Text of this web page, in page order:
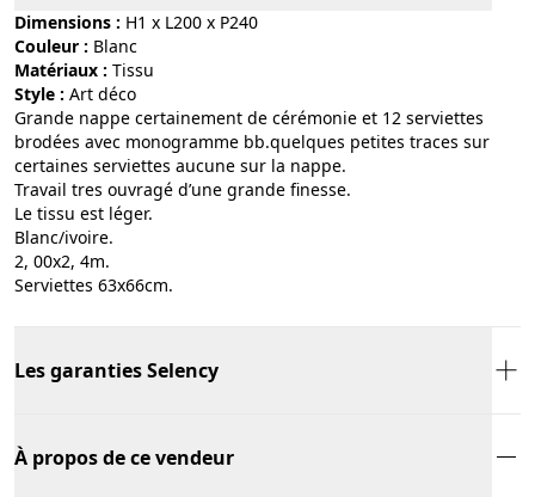
Dimensions : H1 x L200 x P240
Couleur :
blanc
Matériaux :
tissu
Style :
art déco
Grande nappe certainement de cérémonie et 12 serviettes
brodées avec monogramme bb.quelques petites traces sur
certaines serviettes aucune sur la nappe.
Travail tres ouvragé d’une grande finesse.
Le tissu est léger.
Blanc/ivoire.
2, 00x2, 4m.
Serviettes 63x66cm.
Les garanties Selency
À propos de ce vendeur